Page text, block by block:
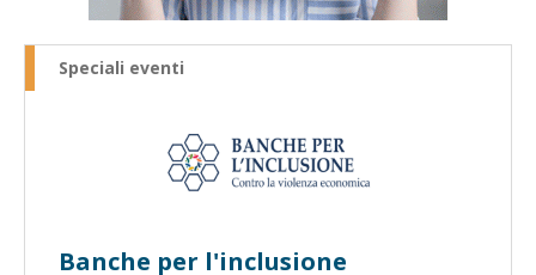
Speciali eventi
Banche per l'inclusione